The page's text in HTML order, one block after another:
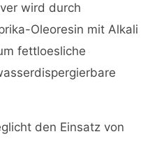
wird durch
Oleoresin mit Alkali
fettloesliche
den Einsatz von